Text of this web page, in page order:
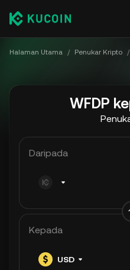
Halaman Utama / Penukar Kripto /
WFDP
Daripada
Kepada
USD